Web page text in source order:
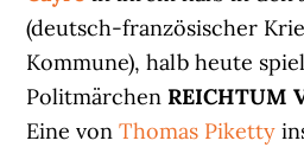
(deutsch-französischer
Kommune), halb heute
PolitmärchenREICHTUM
Eine vonThomas Piketty